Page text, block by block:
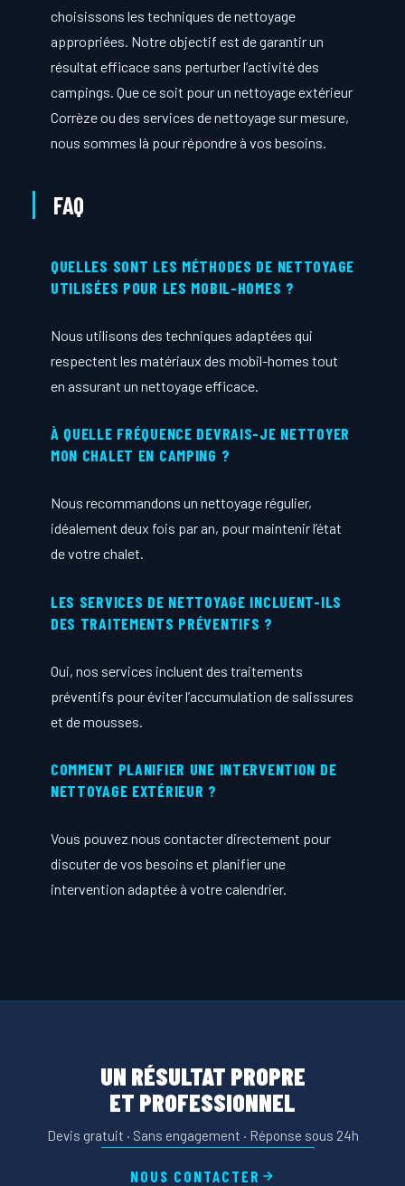
choisissons les techniques de nettoyage
appropriées. Notre objectif est de garantir un
résultat efficace sans perturber l’activité des
campings. Que ce soit pour un nettoyage extérieur
Corrèze ou des services de nettoyage sur mesure,
nous sommes là pour répondre à vos besoins.
FAQ
QUELLES SONT LES MÉTHODES DE NETTOYAGE
UTILISÉES POUR LES MOBIL-HOMES ?
Nous utilisons des techniques adaptées qui
respectent les matériaux des mobil-homes tout
en assurant un nettoyage efficace.
À QUELLE FRÉQUENCE DEVRAIS-JE NETTOYER
MON CHALET EN CAMPING ?
Nous recommandons un nettoyage régulier,
idéalement deux fois par an, pour maintenir l’état
de votre chalet.
LES SERVICES DE NETTOYAGE INCLUENT-ILS
DES TRAITEMENTS PRÉVENTIFS ?
Oui, nos services incluent des traitements
préventifs pour éviter l’accumulation de salissures
et de mousses.
COMMENT PLANIFIER UNE INTERVENTION DE
NETTOYAGE EXTÉRIEUR ?
Vous pouvez nous contacter directement pour
discuter de vos besoins et planifier une
intervention adaptée à votre calendrier.
UN RÉSULTAT PROPRE
ET PROFESSIONNEL
Devis gratuit · Sans engagement · Réponse sous 24h
NOUS CONTACTER